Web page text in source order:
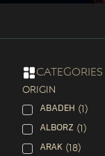
categories
ORIGIN
ABADEH (1)
ALBORZ (1)
ARAK (18)